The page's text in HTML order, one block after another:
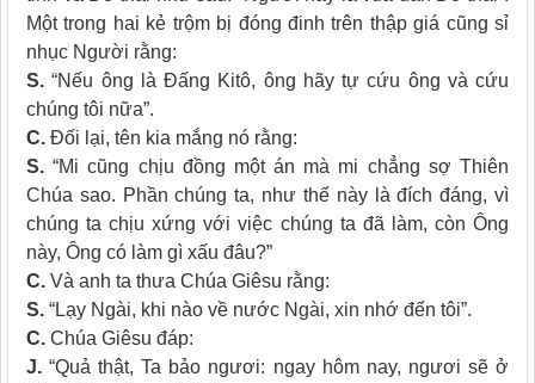
Một trong hai kẻ trộm bị đóng đinh trên thập giá cũng sỉ
nhục Người rằng:
S. “Nếu ông là Ðấng Kitô, ông hãy tự cứu ông và cứu
chúng tôi nữa”.
C. Ðối lại, tên kia mắng nó rằng:
S. “Mi cũng chịu đồng một án mà mi chẳng sợ Thiên
Chúa sao. Phần chúng ta, như thế này là đích đáng, vì
chúng ta chịu xứng với việc chúng ta đã làm, còn Ông
này, Ông có làm gì xấu đâu?”
C. Và anh ta thưa Chúa Giêsu rằng:
S. “Lạy Ngài, khi nào về nước Ngài, xin nhớ đến tôi”.
C. Chúa Giêsu đáp:
J. “Quả thật, Ta bảo ngươi: ngay hôm nay, ngươi sẽ ở